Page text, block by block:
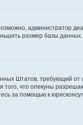
администратор
размер базы
Штатов, требующий
того, что опекуны
за помощью к